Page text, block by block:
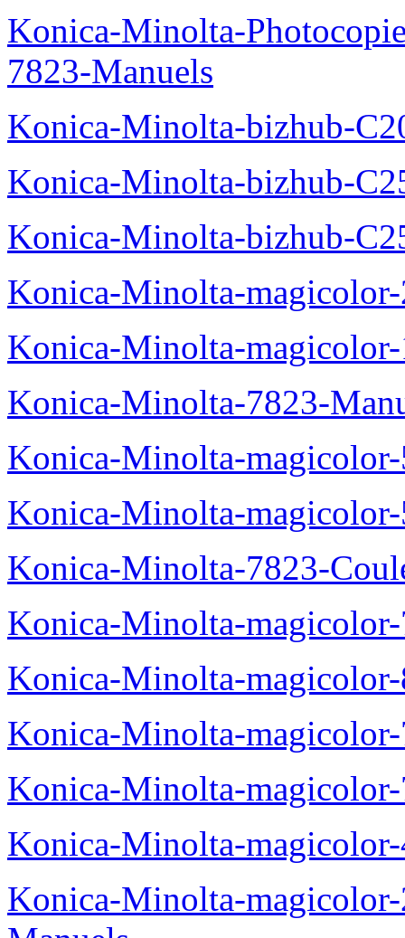
Konica-Minolta-
7823-Manuels
Konica-Minolta-bizhub-
Konica-Minolta-bizhub-
Konica-Minolta-bizhub-
Konica-Minolta-
Konica-Minolta-
Konica-Minolta-7823-
Konica-Minolta-
Konica-Minolta-
Konica-Minolta-7823-
Konica-Minolta-
Konica-Minolta-
Konica-Minolta-
Konica-Minolta-
Konica-Minolta-
Konica-Minolta-